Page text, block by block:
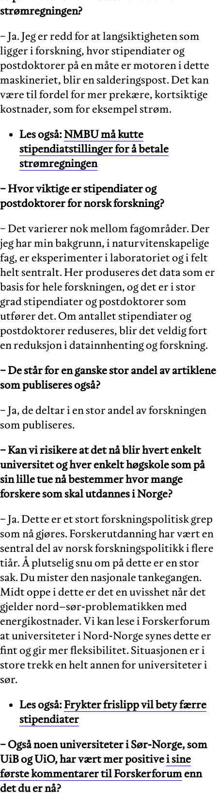
strømregningen?
− Ja. Jeg er redd for at langsiktigheten som
ligger i forskning, hvor stipendiater og
postdoktorer på en måte er motoren i dette
maskineriet, blir en salderingspost. Det kan
være til fordel for mer prekære, kortsiktige
kostnader, som for eksempel strøm.
Les også:NMBU må kutte
stipendiatstillinger for å betale
strømregningen
− Hvor viktige er stipendiater og
postdoktorer for norsk forskning?
− Det varierer nok mellom fagområder. Der
jeg har min bakgrunn, i naturvitenskapelige
fag, er eksperimenter i laboratoriet og i felt
helt sentralt. Her produseres det data som er
basis for hele forskningen, og det er i stor
grad stipendiater og postdoktorer som
utfører det. Om antallet stipendiater og
postdoktorer reduseres, blir det veldig fort
en reduksjon i datainnhenting og forskning.
− De står for en ganske stor andel av artiklene
som publiseres også?
− Ja, de deltar i en stor andel av forskningen
som publiseres.
− Kan vi risikere at det nå blir hvert enkelt
universitet og hver enkelt høgskole som på
sin lille tue nå bestemmer hvor mange
forskere som skal utdannes i Norge?
− Ja. Dette er et stort forskningspolitisk grep
som nå gjøres. Forskerutdanning har vært en
sentral del av norsk forskningspolitikk i flere
tiår. Å plutselig snu om på dette er en stor
sak. Du mister den nasjonale tankegangen.
Midt oppe i dette er det en uvisshet når det
gjelder nord–sør-problematikken med
energikostnader. Vi kan lese i Forskerforum
at universiteter i Nord-Norge synes dette er
fint og gir mer fleksibilitet. Situasjonen er i
store trekk en helt annen for universiteter i
sør.
Les også:Frykter frislipp vil bety færre
stipendiater
− Også noen universiteter i Sør-Norge, som
UiB og UiO, har vært mer positivei sine
første kommentarer til Forskerforumenn
det du er nå?